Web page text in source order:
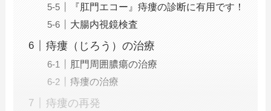
『肛門エコー』痔瘻の診断に有用です！
大腸内視鏡検査
痔瘻（じろう）の治療
肛門周囲膿瘍の治療
痔瘻の治療
痔瘻の再発